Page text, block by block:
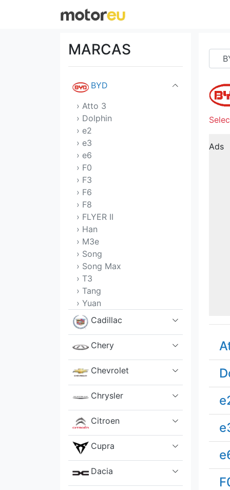
MARCAS
BMW
BYD
› Atto 3
› Dolphin
› e2
› e3
› e6
› F0
› F3
› F6
› F8
› FLYER II
› Han
› M3e
› Song
› Song Max
› T3
› Tang
› Yuan
Cadillac
Chery
Chevrolet
Chrysler
Citroen
Cupra
Dacia
Ads